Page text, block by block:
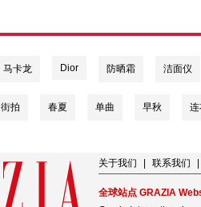
马卡龙 Dior 防晒霜 洁面仪
街拍 春夏 单曲 早秋
关于我们 联系我们
全球站点 GRAZIA